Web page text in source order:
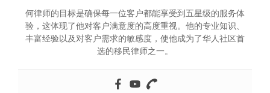
何律师的目标是确保每一位客户都能享受到五星级的服务体
验，这体现了他对客户满意度的高度重视。他的专业知识、
丰富经验以及对客户需求的敏感度，使他成为了华人社区首
选的移民律师之一。